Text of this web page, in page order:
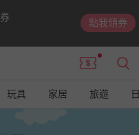
點我領券
玩具 家居 旅遊